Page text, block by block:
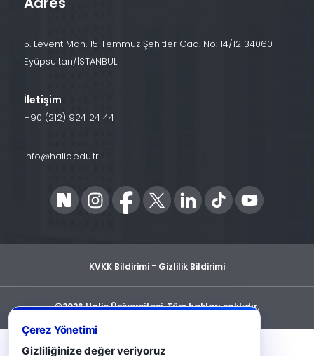
5. Levent Mah. 15 Temmuz Şehitler Cad. No: 14/12 34060
Eyüpsultan/İSTANBUL
İletişim
+90 (212) 924 24 44
info@halic.edu.tr
KVKK Bildirimi - Gizlilik Bildirimi
©2026 Haliç Üniversitesi. Tüm hakları saklıdır.
Çerez Yönetimi
Gizliliğinize değer veriyoruz